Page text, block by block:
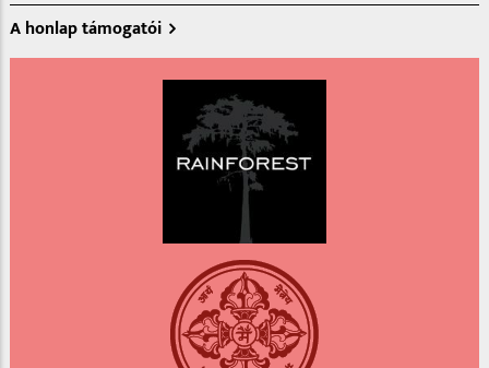
A honlap támogatói